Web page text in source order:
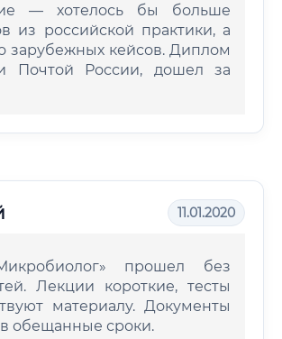
— хотелось бы больше
из российской практики, а
зарубежных кейсов. Диплом
Почтой России, дошел за
11.01.2020
прошел без
Лекции короткие, тесты
материалу. Документы
обещанные сроки.